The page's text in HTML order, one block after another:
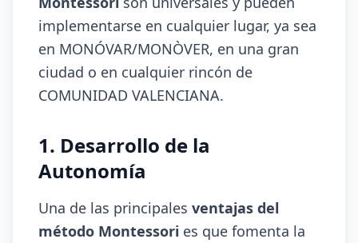
implementarse en cualquier lugar, ya sea
en MONÓVAR/MONÒVER, en una gran
ciudad o en cualquier rincón de
COMUNIDAD VALENCIANA.
1. Desarrollo de la
Autonomía
Una de las principales ventajas del
método Montessori es que fomenta la